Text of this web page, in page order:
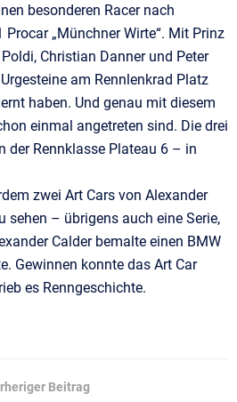
besonderen Racer nach
Procar „Münchner Wirte“. Mit Prinz
Christian Danner und Peter
am Rennlenkrad Platz
haben. Und genau mit diesem
einmal angetreten sind. Die drei
der Rennklasse Plateau 6 – in
zwei Art Cars von Alexander
sehen – übrigens auch eine Serie,
Calder bemalte einen BMW
Gewinnen konnte das Art Car
es Renngeschichte.
Beitrag